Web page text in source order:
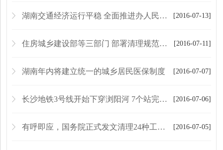
[2016-07-13]
湖南交通经济运行平稳 全面推进办人民满意交通
[2016-07-11]
住房城乡建设部等三部门 部署清理规范工程建设领域保证金
[2016-07-07]
湖南年内将建立统一的城乡居民医保制度
[2016-07-06]
长沙地铁3号线开始下穿浏阳河 7个站完成主体施工
[2016-07-05]
有呼即应，国务院正式发文清理24种工程建设保证金